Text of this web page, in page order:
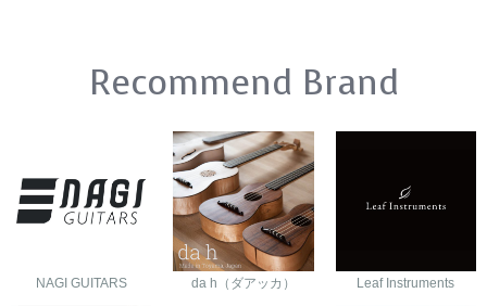
Recommend Brand
NAGI GUITARS da h（ダアッカ） Leaf Instruments